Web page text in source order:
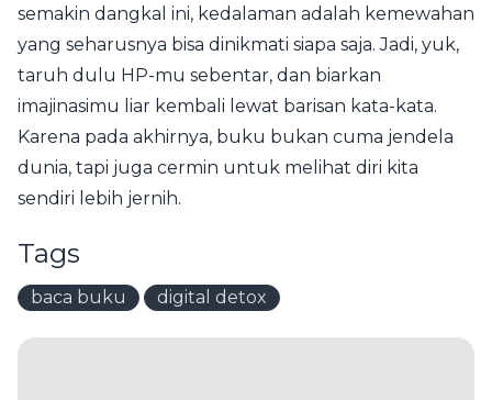
semakin dangkal ini, kedalaman adalah kemewahan
yang seharusnya bisa dinikmati siapa saja. Jadi, yuk,
taruh dulu HP-mu sebentar, dan biarkan
imajinasimu liar kembali lewat barisan kata-kata.
Karena pada akhirnya, buku bukan cuma jendela
dunia, tapi juga cermin untuk melihat diri kita
sendiri lebih jernih.
Tags
baca buku digital detox